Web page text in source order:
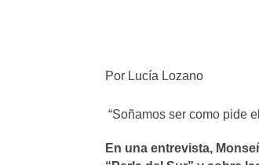
Por Lucía Lozano
“Soñamos ser como pide
En una entrevista,